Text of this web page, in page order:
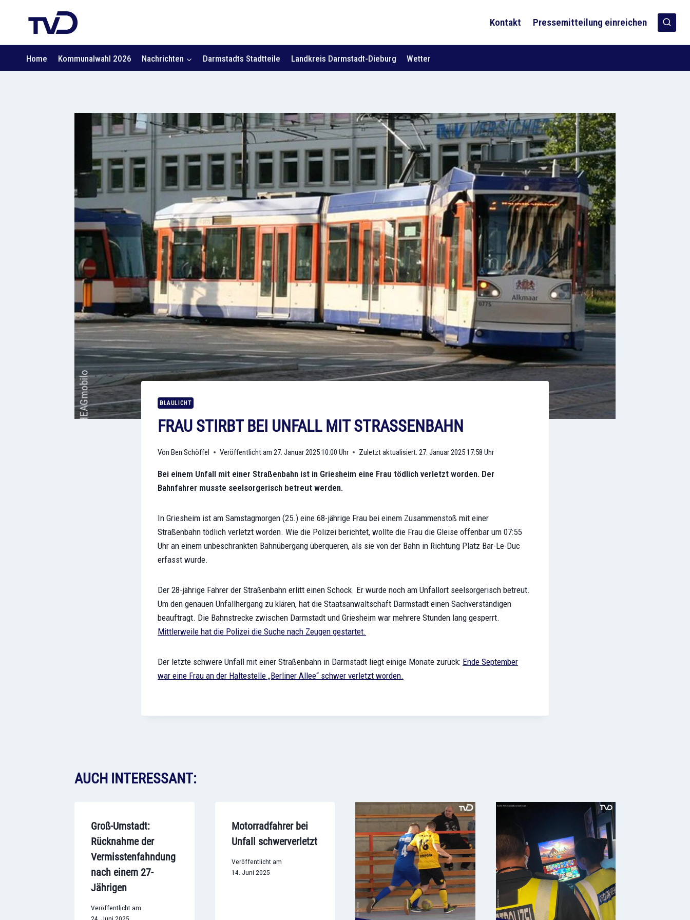
Kontakt Pressemitteilung einreichen
Home Kommunalwahl 2026 Nachrichten Darmstadts Stadtteile Landkreis Darmstadt-Dieburg Wetter
BLAULICHT
FRAU STIRBT BEI UNFALL MIT STRASSENBAHN
Ben Schöffel Veröffentlicht am 27. Januar 2025 10:00 Uhr Zuletzt aktualisiert: 27. Januar 2025 17:58 Uhr
Bei einem Unfall mit einer Straßenbahn ist in Griesheim eine Frau tödlich verletzt worden. Der
Bahnfahrer musste seelsorgerisch betreut werden.
In Griesheim ist am Samstagmorgen (25.) eine 68-jährige Frau bei einem Zusammenstoß mit einer
Straßenbahn tödlich verletzt worden. Wie die Polizei berichtet, wollte die Frau die Gleise offenbar um 07:55
Uhr an einem unbeschrankten Bahnübergang überqueren, als sie von der Bahn in Richtung Platz Bar-Le-Duc
erfasst wurde.
Der 28-jährige Fahrer der Straßenbahn erlitt einen Schock. Er wurde noch am Unfallort seelsorgerisch betreut.
Um den genauen Unfallhergang zu klären, hat die Staatsanwaltschaft Darmstadt einen Sachverständigen
beauftragt. Die Bahnstrecke zwischen Darmstadt und Griesheim war mehrere Stunden lang gesperrt.
Mittlerweile hat die Polizei die Suche nach Zeugen gestartet.
Der letzte schwere Unfall mit einer Straßenbahn in Darmstadt liegt einige Monate zurück: Ende September
war eine Frau an der Haltestelle „Berliner Allee“ schwer verletzt worden.
AUCH INTERESSANT:
Groß-Umstadt:
Rücknahme der
Vermisstenfahndung
nach einem 27-
Jährigen
Veröffentlicht am
Motorradfahrer bei
Unfall schwerverletzt
Veröffentlicht am
14. Juni 2025